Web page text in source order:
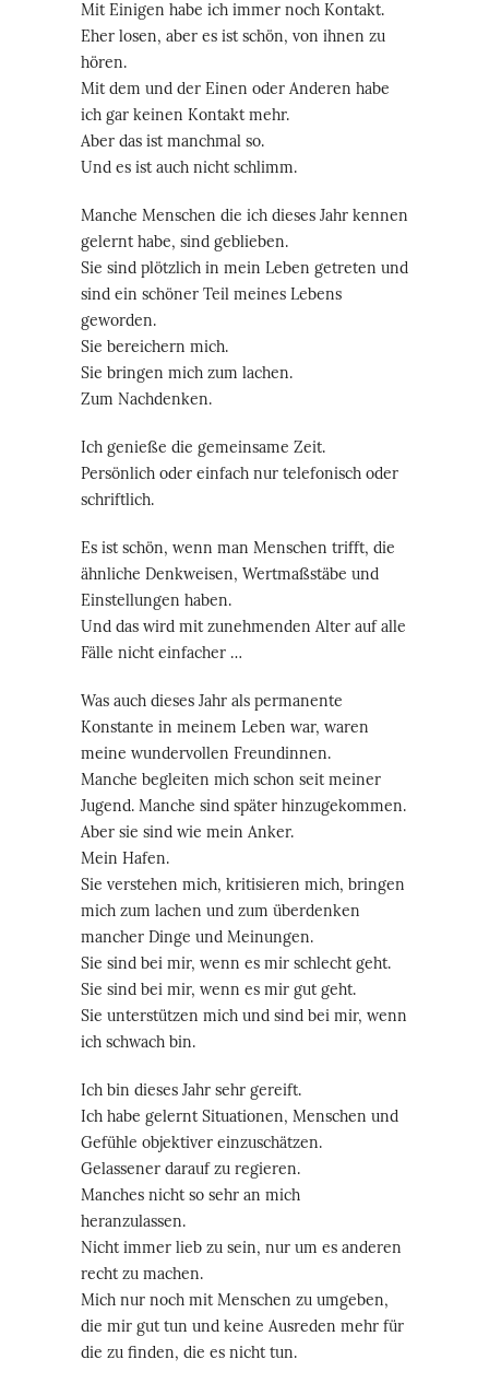
Mit Einigen habe ich immer noch Kontakt.
Eher losen, aber es ist schön, von ihnen zu
hören.
Mit dem und der Einen oder Anderen habe
ich gar keinen Kontakt mehr.
Aber das ist manchmal so.
Und es ist auch nicht schlimm.
Manche Menschen die ich dieses Jahr kennen
gelernt habe, sind geblieben.
Sie sind plötzlich in mein Leben getreten und
sind ein schöner Teil meines Lebens
geworden.
Sie bereichern mich.
Sie bringen mich zum lachen.
Zum Nachdenken.
Ich genieße die gemeinsame Zeit.
Persönlich oder einfach nur telefonisch oder
schriftlich.
Es ist schön, wenn man Menschen trifft, die
ähnliche Denkweisen, Wertmaßstäbe und
Einstellungen haben.
Und das wird mit zunehmenden Alter auf alle
Fälle nicht einfacher …
Was auch dieses Jahr als permanente
Konstante in meinem Leben war, waren
meine wundervollen Freundinnen.
Manche begleiten mich schon seit meiner
Jugend. Manche sind später hinzugekommen.
Aber sie sind wie mein Anker.
Mein Hafen.
Sie verstehen mich, kritisieren mich, bringen
mich zum lachen und zum überdenken
mancher Dinge und Meinungen.
Sie sind bei mir, wenn es mir schlecht geht.
Sie sind bei mir, wenn es mir gut geht.
Sie unterstützen mich und sind bei mir, wenn
ich schwach bin.
Ich bin dieses Jahr sehr gereift.
Ich habe gelernt Situationen, Menschen und
Gefühle objektiver einzuschätzen.
Gelassener darauf zu regieren.
Manches nicht so sehr an mich
heranzulassen.
Nicht immer lieb zu sein, nur um es anderen
recht zu machen.
Mich nur noch mit Menschen zu umgeben,
die mir gut tun und keine Ausreden mehr für
die zu finden, die es nicht tun.